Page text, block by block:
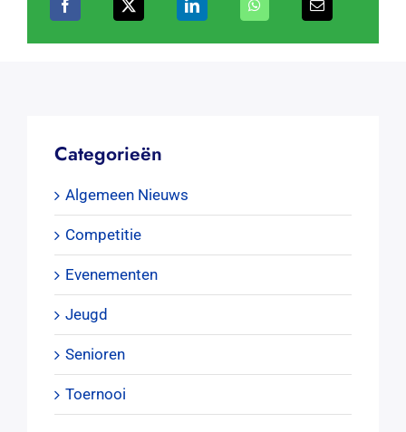
Categorieën
Algemeen Nieuws
Competitie
Evenementen
Jeugd
Senioren
Toernooi